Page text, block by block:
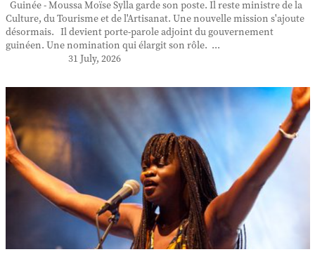
Guinée - Moussa Moïse Sylla garde son poste. Il reste ministre de la
Culture, du Tourisme et de l'Artisanat. Une nouvelle mission s'ajoute
désormais. Il devient porte-parole adjoint du gouvernement
guinéen. Une nomination qui élargit son rôle. ...
31 July, 2026